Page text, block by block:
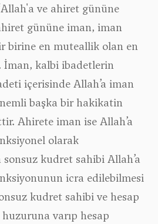
ve ahiret gününe
gününe iman, iman
birine en muteallik olan en
kalbi ibadetlerin
içerisinde Allah’a iman
başka bir hakikatin
Ahirete iman ise Allah’a
olarak
kudret sahibi Allah’a
icra edilebilmesi
kudret sahibi ve hesap
varıp hesap